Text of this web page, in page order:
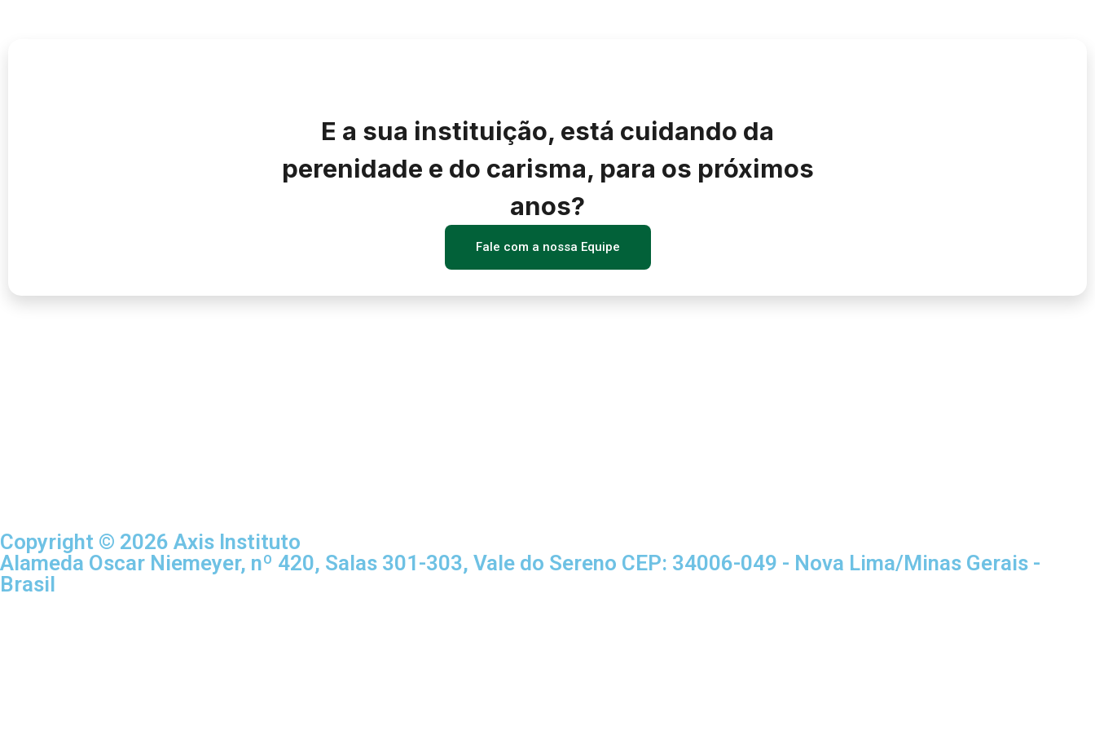
E a sua instituição, está cuidando da
perenidade e do carisma, para os próximos
anos?
Fale com a nossa Equipe
Copyright © 2026 Axis Instituto
Alameda Oscar Niemeyer, nº 420, Salas 301-303, Vale do Sereno CEP: 34006-049 - Nova Lima/Minas Gerais -
Brasil